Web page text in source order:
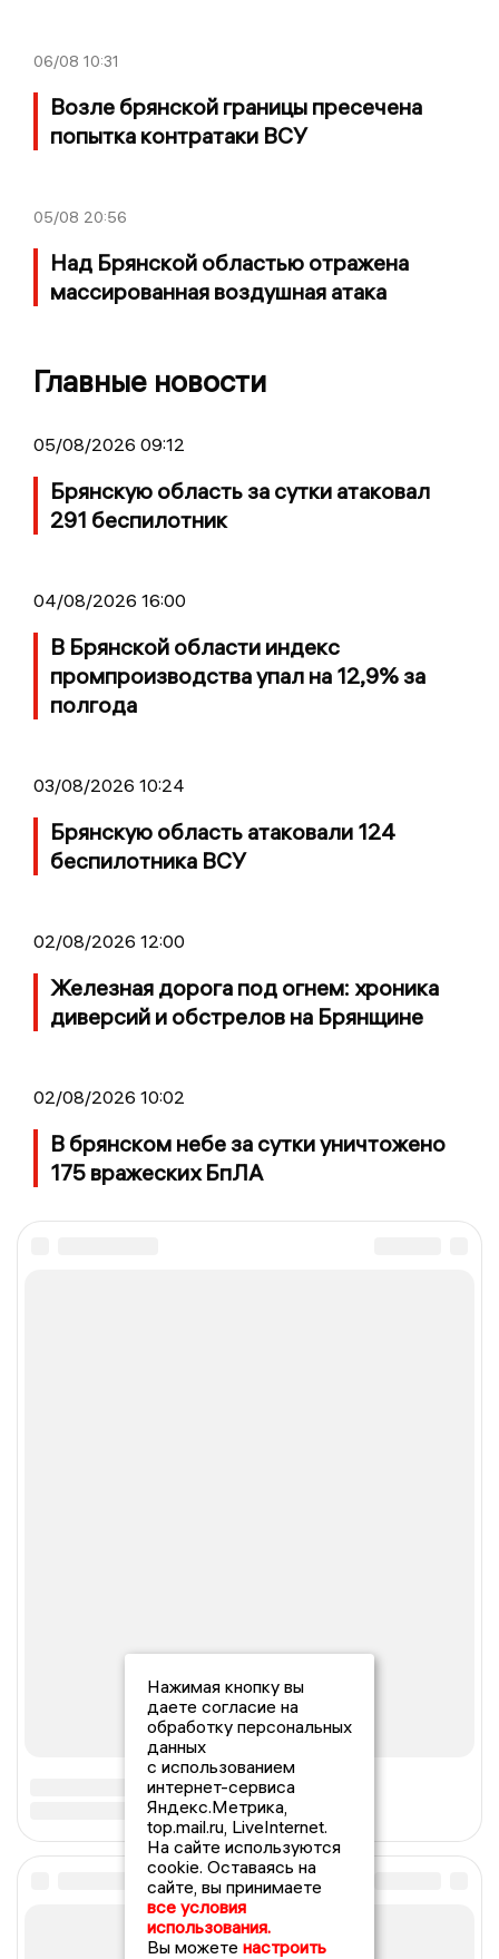
06/08 10:31
Возле брянской границы пресечена
попытка контратаки ВСУ
05/08 20:56
Над Брянской областью отражена
массированная воздушная атака
Главные новости
05/08/2026 09:12
Брянскую область за сутки атаковал
291 беспилотник
04/08/2026 16:00
В Брянской области индекс
промпроизводства упал на 12,9% за
полгода
03/08/2026 10:24
Брянскую область атаковали 124
беспилотника ВСУ
02/08/2026 12:00
Железная дорога под огнем: хроника
диверсий и обстрелов на Брянщине
02/08/2026 10:02
В брянском небе за сутки уничтожено
175 вражеских БпЛА
При использовании любого материала с данного сайта
гиперссылка на Сетевое издание «Новости Брянска»
Сообщения на сером фоне размещены на правах рекламы
Написать директору в телеграм@mazov
Вакансии
Реклама
Нажимая кнопку вы
даете согласие на
обработку персональных
данных
с использованием
интернет-сервиса
Яндекс.Метрика,
top.mail.ru, LiveInternet.
На сайте используются
cookie. Оставаясь на
сайте, вы принимаете
все условия
использования.
Вы можете настроить